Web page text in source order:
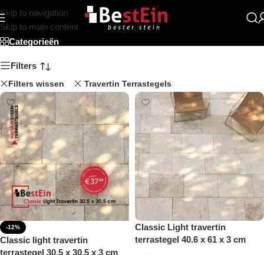
Skip to navigation
Skip to main content
Getrommeld
Categorieën
Filters
Filters wissen Travertin Terrastegels
-12%
Classic light travertin
terrastegel 30.5 x 30.5 x 3 cm
Classic Light travertin
terrastegel 40.6 x 61 x 3 cm